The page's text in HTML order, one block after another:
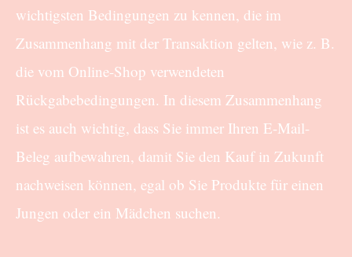
wichtigsten Bedingungen zu kennen, die im
Zusammenhang mit der Transaktion gelten, wie z. B.
die vom Online-Shop verwendeten
Rückgabebedingungen. In diesem Zusammenhang
ist es auch wichtig, dass Sie immer Ihren E-Mail-
Beleg aufbewahren, damit Sie den Kauf in Zukunft
nachweisen können, egal ob Sie Produkte für einen
Jungen oder ein Mädchen suchen.